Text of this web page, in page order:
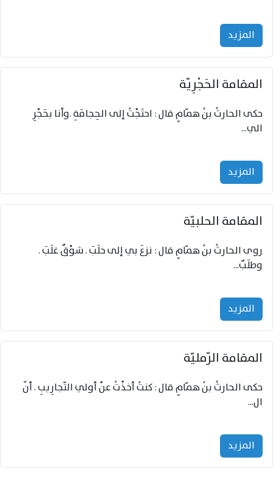
المزید
المقامة الحَجْرِيّة
حكى الحارثُ بنُ همّامٍ قال : احتَجْتُ إلى الحِجامَةِ .وأنا بحَجْرِ
الي...
المزید
المقامة الحلبيّة
روى الحارثُ بنُ همّامٍ قال : نزعَ بي إلى حلَبَ . شوْقٌ غلَبَ .
وطلَبٌ...
المزید
المقامة الرّمليّة
حكى الحارثُ بنُ همّامٍ قال : كنتُ أخذْتُ عنْ أولي التّجارِيبِ . أنّ
ال...
المزید